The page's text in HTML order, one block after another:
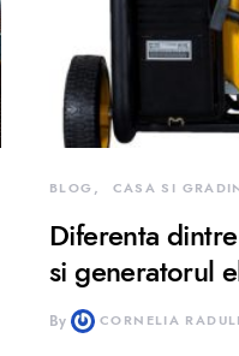
BLOG CASA SI
Diferenta
si generatorul
By CORNELIA